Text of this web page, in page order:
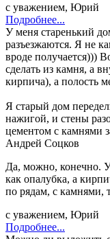
с уважением, Юрий
Подробнее...
У меня старенький
разъезжаются. Я не
вроде получается)))
сделать из камня, а
кирпича), а полость
Я старый дом
нажигой, и стены
цементом с камнями
Андрей Соцков
Да, можно, конечно.
как опалубка, а
по рядам, с камнями,
с уважением, Юрий
Подробнее...